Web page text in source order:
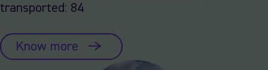
transported: 84
Know more